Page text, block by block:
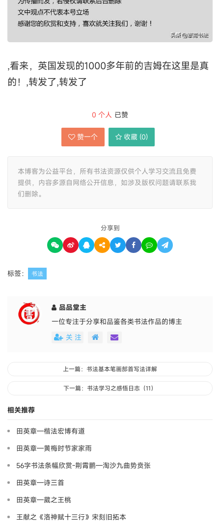
,看来，英国发现的1000多年前的吉姆在这里是真
的！,转发了,转发了
0 个人 已赞
赞一个 收藏 (0)
本博客为公益平台，所有书法资源仅供个人学习交流且免费
提供，内容多源自网络公开信息，如涉及版权问题请联系我
们删除。
分享到
标签： 书法
品品堂主
一位专注于分享和品鉴各类书法作品的博主
关 注
上一篇：书法基本笔画部首写法详解
下一篇：书法学习之感悟日志（11）
相关推荐
田英章—楷法宏博有道
田英章—黄梅时节家家雨
56字书法条幅欣赏-荆霄鹏—淘沙九曲势贲张
田英章—诗三首
田英章—葳之王桃
王献之《洛神赋十三行》宋刻旧拓本